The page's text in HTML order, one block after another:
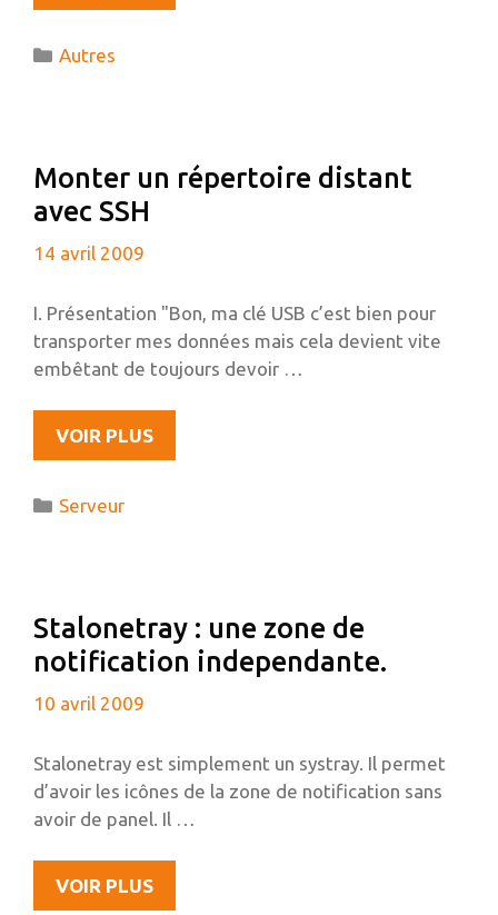
MAGAZINE
Catégories
Autres
Monter un répertoire distant
avec SSH
14 avril 2009
I. Présentation "Bon, ma clé USB c’est bien pour
transporter mes données mais cela devient vite
embêtant de toujours devoir …
VOIR PLUSMONTER
UN
Catégories
Serveur
Stalonetray : une zone de
notification independante.
10 avril 2009
Stalonetray est simplement un systray. Il permet
d’avoir les icônes de la zone de notification sans
avoir de panel. Il …
VOIR PLUSSTALONETRAY